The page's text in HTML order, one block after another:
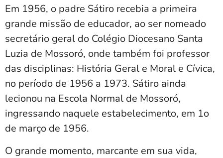
Em 1956, o padre Sátiro recebia a primeira
grande missão de educador, ao ser nomeado
secretário geral do Colégio Diocesano Santa
Luzia de Mossoró, onde também foi professor
das disciplinas: História Geral e Moral e Cívica,
no período de 1956 a 1973. Sátiro ainda
lecionou na Escola Normal de Mossoró,
ingressando naquele estabelecimento, em 1o
de março de 1956.
O grande momento, marcante em sua vida,